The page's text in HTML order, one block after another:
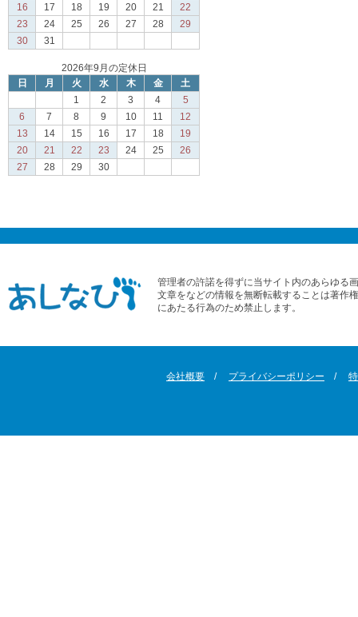
16
17 18 19 20 21
22
23
24 25 26 27 28
29
30
31
2026年9月の定休日
日
月 火 水 木 金
土
1
2 3 4
5
6
7 8 9 10 11
12
13
14 15 16 17 18
19
20
21 22 23 24 25
26
27
28 29 30
管理者の許諾を得ずに当サイト内のあらゆる
文章をなどの情報を無断転載することは著作
にあたる行為のため禁止します。
会社概要 プライバシーポリシー